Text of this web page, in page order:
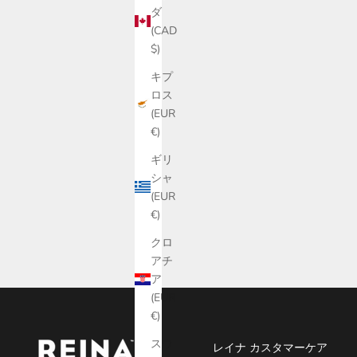
ダ
(CAD
$)
キプ
ロス
(EUR
€)
ギリ
シャ
(EUR
€)
クロ
アチ
ア
(EUR
€)
スウ
【250MLサイズ2本/化粧箱付】オーガニッ
ク・エキストラバージン・オリーブオイル
「オロ・デル・デシエルト」
セール価格
¥9,100
レイナ カスタマーケア